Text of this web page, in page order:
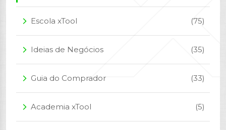
arrow_forward_ios Escola xTool (75)
arrow_forward_ios Ideias de Negócios (35)
arrow_forward_ios Guia do Comprador (33)
arrow_forward_ios Academia xTool (5)